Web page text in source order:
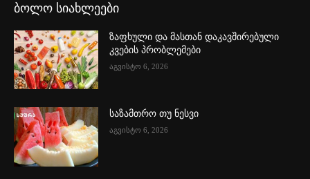
ბოლო სიახლეები
ზაფხული და მასთან დაკავშირებული
კვების პრობლემები
აგვისტო 6, 2026
საზამთრო თუ ნესვი
აგვისტო 6, 2026